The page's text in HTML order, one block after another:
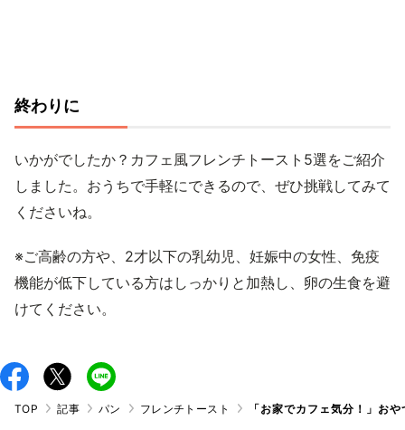
終わりに
いかがでしたか？カフェ風フレンチトースト5選をご紹介
しました。おうちで手軽にできるので、ぜひ挑戦してみて
くださいね。
※ご高齢の方や、2才以下の乳幼児、妊娠中の女性、免疫
機能が低下している方はしっかりと加熱し、卵の生食を避
けてください。
TOP 記事 パン フレンチトースト 「お家でカフェ気分！」お